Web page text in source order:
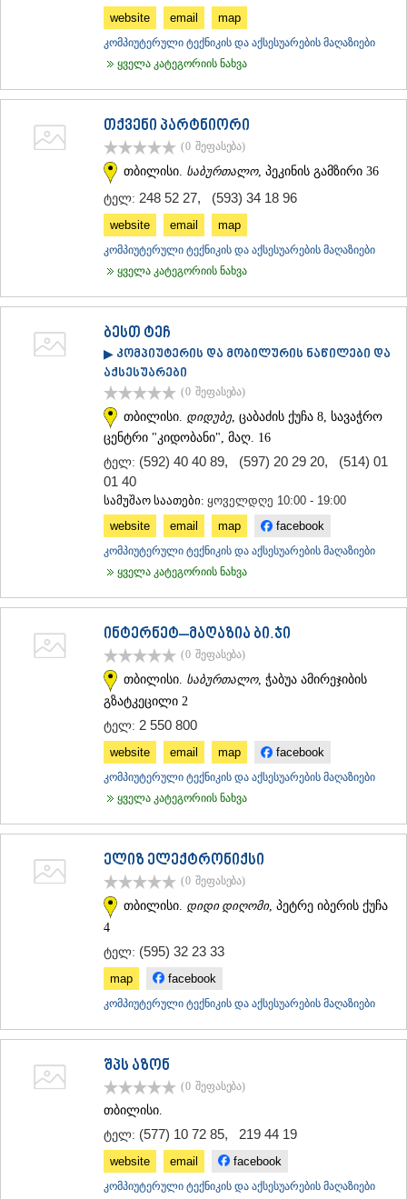
ᲒᲐᲠᲓᲐᲑᲐᲜᲘ
ᲓᲛᲐᲜᲘᲡᲘ
ᲗᲔᲗᲠᲘᲬᲧᲐᲠᲝ
ᲡᲐᲥᲐᲠᲗᲕᲔᲚᲝ
website email map
კომპიუტერული ტექნიკის და აქსესუარების მაღაზიები
ყველა კატეგორიის ნახვა
თქვენი პარტნიორი
(0 შეფასება)
თბილისი. საბურთალო, პეკინის გამზირი 36
ტელ: 248 52 27, (593) 34 18 96
website email map
კომპიუტერული ტექნიკის და აქსესუარების მაღაზიები
ყველა კატეგორიის ნახვა
ბესთ ტეჩ
▶ კომპიუტერის და მობილურის ნაწილები და
აქსესუარები
(0 შეფასება)
თბილისი. დიდუბე , ცაბაძის ქუჩა 8, სავაჭრო
ცენტრი "კიდობანი", მაღ. 16
ტელ: (592) 40 40 89, (597) 20 29 20, (514) 01
01 40
სამუშაო საათები: ყოველდღე 10:00 - 19:00
website
email map facebook
კომპიუტერული ტექნიკის და აქსესუარების მაღაზიები
ყველა კატეგორიის ნახვა
ინტერნეტ–მაღაზია ბი.ჯი
(0 შეფასება)
თბილისი. საბურთალო, ჭაბუა ამირეჯიბის
გზატკეცილი 2
ტელ: 2 550 800
website email map facebook
კომპიუტერული ტექნიკის და აქსესუარების მაღაზიები
ყველა კატეგორიის ნახვა
ელიზ ელექტრონიქსი
(0 შეფასება)
თბილისი. დიდი დიღომი, პეტრე იბერის ქუჩა
4
ტელ: (595) 32 23 33
map facebook
კომპიუტერული ტექნიკის და აქსესუარების მაღაზიები
შპს აზონ
(0 შეფასება)
თბილისი.
ტელ: (577) 10 72 85, 219 44 19
website email facebook
კომპიუტერული ტექნიკის და აქსესუარების მაღაზიები